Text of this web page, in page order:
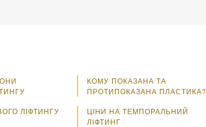
КОМУ ПОКАЗАНА ТА
ПРОТИПОКАЗАНА ПЛАСТИКА?
ЛІФТИНГУ
ЦІНИ НА ТЕМПОРАЛЬНИЙ
ЛІФТИНГ